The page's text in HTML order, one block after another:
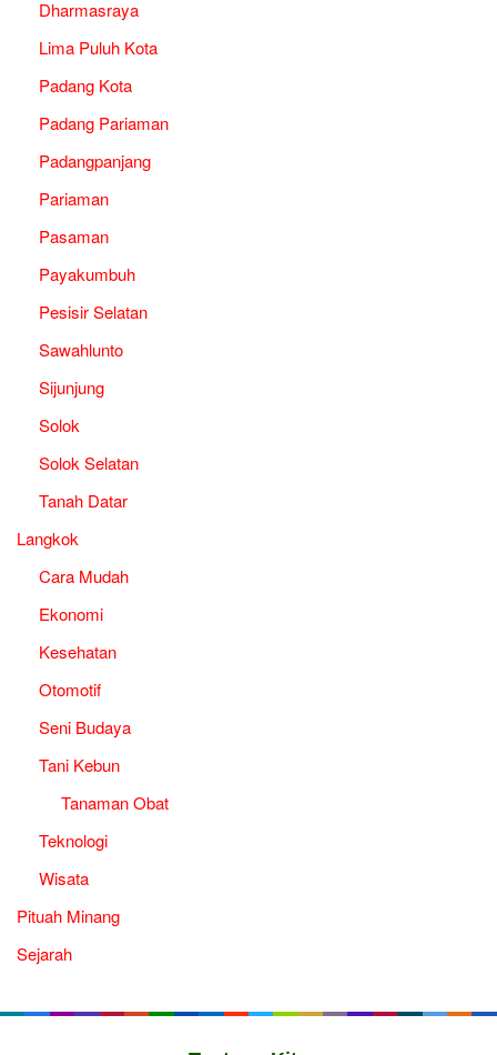
Dharmasraya
Lima Puluh Kota
Padang Kota
Padang Pariaman
Padangpanjang
Pariaman
Pasaman
Payakumbuh
Pesisir Selatan
Sawahlunto
Sijunjung
Solok
Solok Selatan
Tanah Datar
Langkok
Cara Mudah
Ekonomi
Kesehatan
Otomotif
Seni Budaya
Tani Kebun
Tanaman Obat
Teknologi
Wisata
Pituah Minang
Sejarah